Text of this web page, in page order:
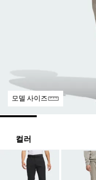
모델 사이즈
컬러